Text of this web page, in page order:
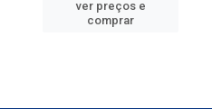
ver preços e
comprar